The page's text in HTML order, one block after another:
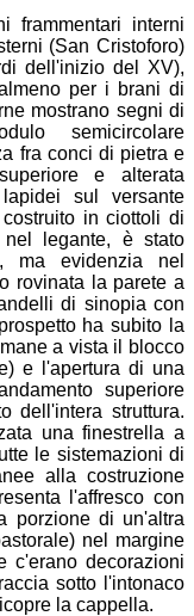
frammentari interni
(San Cristoforo)
dell'inizio del XV),
per i brani di
mostrano segni di
semicircolare
fra conci di pietra e
e alterata
sul versante
in ciottoli di
legante, è stato
ma evidenzia nel
rovinata la parete a
di sinopia con
ha subito la
a vista il blocco
e l'apertura di una
superiore
dell'intera struttura.
una finestrella a
le sistemazioni di
alla costruzione
l'affresco con
porzione di un'altra
nel margine
c'erano decorazioni
sotto l'intonaco
la cappella.